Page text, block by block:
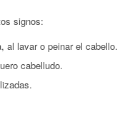
signos:
al lavar o peinar el cabello.
cabelludo.